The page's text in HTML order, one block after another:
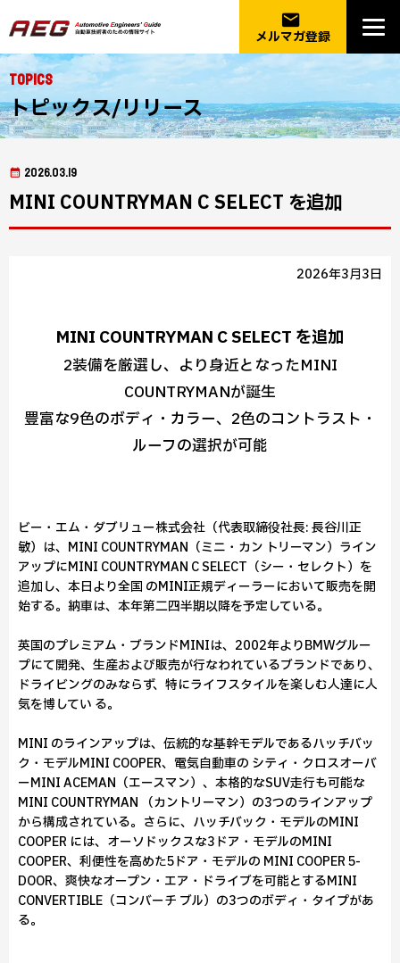
email
メルマガ登録
Topics
トピックス/リリース
2026.03.19
MINI COUNTRYMAN C SELECT を追加
2026年3月3日
MINI COUNTRYMAN C SELECT を追加
2装備を厳選し、より身近となったMINI
COUNTRYMANが誕生
豊富な9色のボディ・カラー、2色のコントラスト・
ルーフの選択が可能
ビー・エム・ダブリュー株式会社（代表取締役社長: 長谷川正
敏）は、MINI COUNTRYMAN（ミニ・カン トリーマン）ライン
アップにMINI COUNTRYMAN C SELECT（シー・セレクト）を
追加し、本日より全国 のMINI正規ディーラーにおいて販売を開
始する。納車は、本年第二四半期以降を予定している。
英国のプレミアム・ブランドMINIは、2002年よりBMWグルー
プにて開発、生産および販売が行なわれているブランドであり、
ドライビングのみならず、特にライフスタイルを楽しむ人達に人
気を博してい る。
MINI のラインアップは、伝統的な基幹モデルであるハッチバッ
ク・モデルMINI COOPER、電気自動車の シティ・クロスオーバ
ーMINI ACEMAN（エースマン）、本格的なSUV走行も可能な
MINI COUNTRYMAN （カントリーマン）の3つのラインアップ
から構成されている。さらに、ハッチバック・モデルのMINI
COOPER には、オーソドックスな3ドア・モデルのMINI
COOPER、利便性を高めた5ドア・モデルの MINI COOPER 5-
DOOR、爽快なオープン・エア・ドライブを可能とするMINI
CONVERTIBLE（コンバーチ ブル）の3つのボディ・タイプがあ
る。